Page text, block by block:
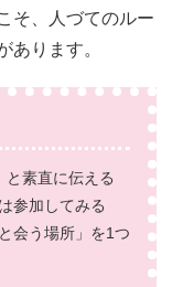
そ、人づてのルー
あります。
と素直に伝える
参加してみる
会う場所」を1つ